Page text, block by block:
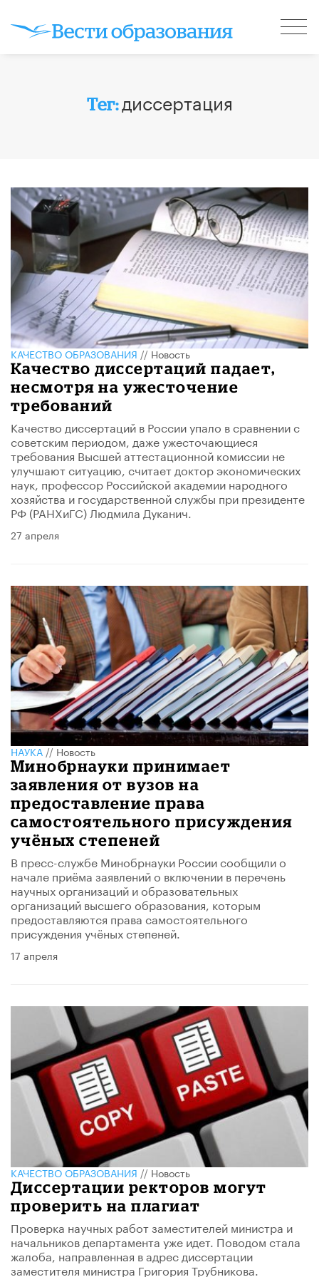
Тег:диссертация
КАЧЕСТВО ОБРАЗОВАНИЯ//Новость
Качество диссертаций падает,
несмотря на ужесточение
требований
Качество диссертаций в России упало в сравнении с
советским периодом, даже ужесточающиеся
требования Высшей аттестационной комиссии не
улучшают ситуацию, считает доктор экономических
наук, профессор Российской академии народного
хозяйства и государственной службы при президенте
РФ (РАНХиГС) Людмила Дуканич.
27 апреля
НАУКА//Новость
Минобрнауки принимает
заявления от вузов на
предоставление права
самостоятельного присуждения
учёных степеней
В пресс-службе Минобрнауки России сообщили о
начале приёма заявлений о включении в перечень
научных организаций и образовательных
организаций высшего образования, которым
предоставляются права самостоятельного
присуждения учёных степеней.
17 апреля
КАЧЕСТВО ОБРАЗОВАНИЯ//Новость
Диссертации ректоров могут
проверить на плагиат
Проверка научных работ заместителей министра и
начальников департамента уже идет. Поводом стала
жалоба, направленная в адрес диссертации
заместителя министра Григория Трубникова.